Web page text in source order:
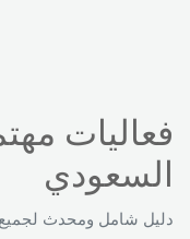
فعاليات
السعودي
دليل شامل ومحدث لجميع